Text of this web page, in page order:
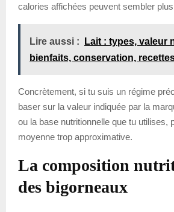
calories affichées peuvent sembler
Lire aussi :
Lait : types, valeur
bienfaits, conservation,
Concrètement, si tu suis un régime
baser sur la valeur indiquée par la
ou la base nutritionnelle que tu utilises,
moyenne trop approximative.
La composition
des bigorneaux